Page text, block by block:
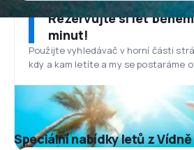
Rezervujte si let
minut!
Použijte vyhledávač v horní části
kdy a kam letíte a my se postaráme
Speciální nabídky letů z